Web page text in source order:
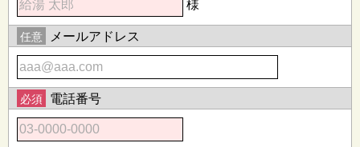
様
任意 メールアドレス
必須 電話番号